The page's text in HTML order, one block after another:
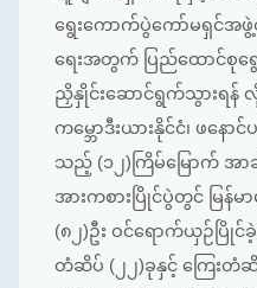
ရွေးကောက်ပွဲကော်မရှင်အဖွဲ့
ရေးအတွက် ပြည်ထောင်စုရွ
ညှိနှိုင်းဆောင်ရွက်သွားရန် လို
ကမ္ဘောဒီးယားနိုင်ငံ၊ ဖနေ
သည့် (၁၂)ကြိမ်မြောက် အာ
အားကစားပြိုင်ပွဲတွင် မြန်မ
(၈၂)ဦး ဝင်ရောက်ယှဉ်ပြိုင်
တံဆိပ် (၂၂)ခုနှင့် ကြေးတံ